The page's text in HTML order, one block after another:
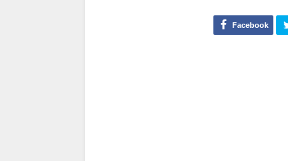
Facebook